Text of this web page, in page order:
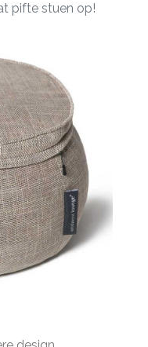
pifte stuen op!